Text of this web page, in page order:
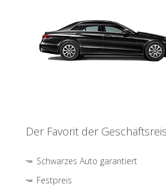
Der Favorit der
Schwarzes Auto garantiert
Festpreis